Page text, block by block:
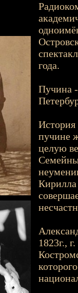
года.
Пучина -
История
пучине
целую
Кирилла
1823г.,